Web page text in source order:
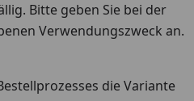
Bitte geben Sie bei der
Verwendungszweck an.
die Variante